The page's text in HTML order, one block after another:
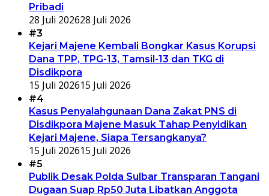
Pribadi
28 Juli 202628 Juli 2026
#3
Kejari Majene Kembali Bongkar Kasus Korupsi
Dana TPP, TPG-13, Tamsil-13 dan TKG di
Disdikpora
15 Juli 202615 Juli 2026
#4
Kasus Penyalahgunaan Dana Zakat PNS di
Disdikpora Majene Masuk Tahap Penyidikan
Kejari Majene, Siapa Tersangkanya?
15 Juli 202615 Juli 2026
#5
Publik Desak Polda Sulbar Transparan Tangani
Dugaan Suap Rp50 Juta Libatkan Anggota